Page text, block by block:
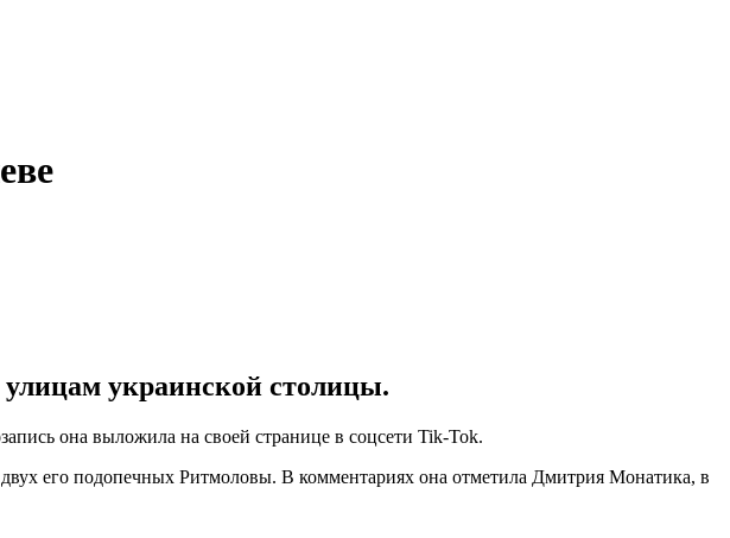
украинской столицы.
она выложила на своей странице в соцсети Tik-Tok.
его подопечных Ритмоловы. В комментариях она отметила Дмитрия Монатика, в